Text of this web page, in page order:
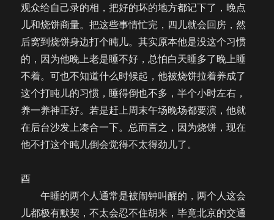
观众给自己录的相，把好的坏的地方都记下了，晚点
儿和烧饼商量。把这些事情忙完，四儿就会回房，然
后窝到烧饼身边打个盹儿。其实原本他是没这个习惯
的，因为他晚上老是睡不好，总怕白天睡多了晚上睡
不着。可也不知道什么时候起，他被烧饼拉着养成了
这个打盹儿的习惯，睡得倒也不多，半个小时左右，
养一养神正好。若是赶上周末午场晚场都要演，他就
在后台沙发上凑合一下。总而言之，因为烧饼，现在
他不打这个盹儿倒会觉得不太得劲儿了。
酉
午睡的两个人通常是被闹钟叫醒的，两个人这会
儿都极有默契，不太会忍不住胡来，毕竟北京的交通